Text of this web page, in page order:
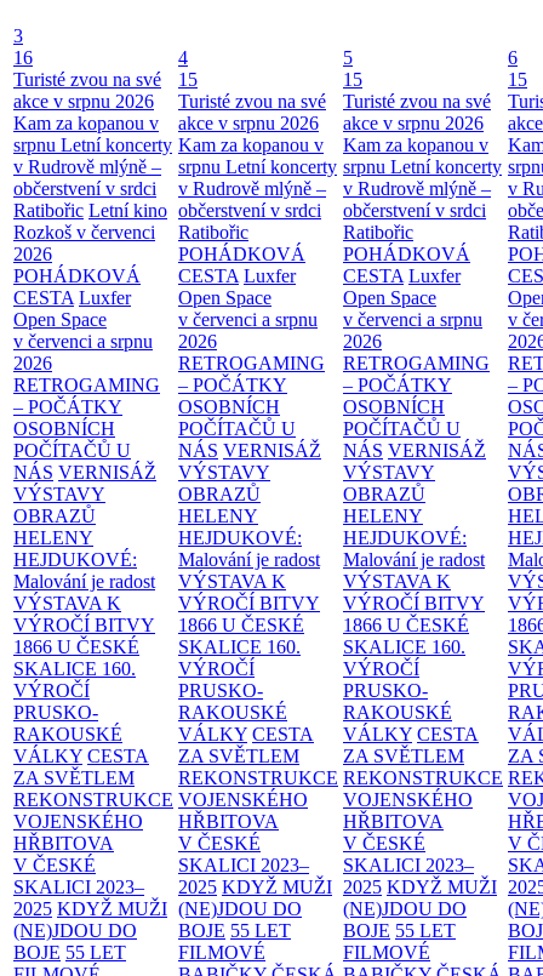
3
16
Turisté zvou na své
akce v srpnu 2026
Kam za kopanou v
srpnu Letní koncerty
v Rudrově mlýně –
občerstvení v srdci
Ratibořic Letní kino
Rozkoš v červenci
2026
POHÁDKOVÁ
CESTA Luxfer
Open Space
v červenci a srpnu
2026
RETROGAMING
– POČÁTKY
OSOBNÍCH
POČÍTAČŮ U
NÁS VERNISÁŽ
VÝSTAVY
OBRAZŮ
HELENY
HEJDUKOVÉ:
Malování je radost
VÝSTAVA K
VÝROČÍ BITVY
1866 U ČESKÉ
SKALICE 160.
VÝROČÍ
PRUSKO-
RAKOUSKÉ
VÁLKY CESTA
ZA SVĚTLEM
REKONSTRUKCE
VOJENSKÉHO
HŘBITOVA
V ČESKÉ
SKALICI 2023–
2025 KDYŽ MUŽI
(NE)JDOU DO
BOJE 55 LET
4
15
Turisté zvou na své
akce v srpnu 2026
Kam za kopanou v
srpnu Letní koncerty
v Rudrově mlýně –
občerstvení v srdci
Ratibořic
POHÁDKOVÁ
CESTA Luxfer
Open Space
v červenci a srpnu
2026
RETROGAMING
– POČÁTKY
OSOBNÍCH
POČÍTAČŮ U
NÁS VERNISÁŽ
VÝSTAVY
OBRAZŮ
HELENY
HEJDUKOVÉ:
Malování je radost
VÝSTAVA K
VÝROČÍ BITVY
1866 U ČESKÉ
SKALICE 160.
VÝROČÍ
PRUSKO-
RAKOUSKÉ
VÁLKY CESTA
ZA SVĚTLEM
REKONSTRUKCE
VOJENSKÉHO
HŘBITOVA
V ČESKÉ
SKALICI 2023–
2025 KDYŽ MUŽI
(NE)JDOU DO
BOJE 55 LET
FILMOVÉ
5
15
Turisté zvou na své
akce v srpnu 2026
Kam za kopanou v
srpnu Letní koncerty
v Rudrově mlýně –
občerstvení v srdci
Ratibořic
POHÁDKOVÁ
CESTA Luxfer
Open Space
v červenci a srpnu
2026
RETROGAMING
– POČÁTKY
OSOBNÍCH
POČÍTAČŮ U
NÁS VERNISÁŽ
VÝSTAVY
OBRAZŮ
HELENY
HEJDUKOVÉ:
Malování je radost
VÝSTAVA K
VÝROČÍ BITVY
1866 U ČESKÉ
SKALICE 160.
VÝROČÍ
PRUSKO-
RAKOUSKÉ
VÁLKY CESTA
ZA SVĚTLEM
REKONSTRUKCE
VOJENSKÉHO
HŘBITOVA
V ČESKÉ
SKALICI 2023–
2025 KDYŽ MUŽI
(NE)JDOU DO
BOJE 55 LET
FILMOVÉ
6
15
v
v
–
ZA
V